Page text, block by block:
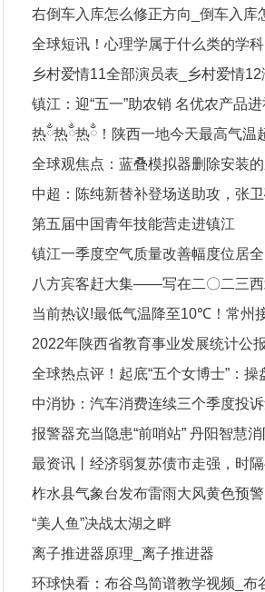
来”
右倒车入库怎么修正方向_倒车入库
修正方向|焦点热文
全球短讯！心理学属于什么类的学
理学属于什么学科
乡村爱情11全部演员表_乡村爱情12
表全部演员名
镇江：迎“五一”助农销 名优农产品
热ྂ热ྂ热ྂ！陕西一地今天最高气温
35℃！
全球观焦点：蓝叠模拟器删除安装的
方法
中超：陈纯新替补登场送助攻，张
门，青岛海牛1-0梅州客家
第五届中国青年技能营走进镇江
镇江一季度空气质量改善幅度位居
十七名 全球今亮点
八方宾客赶大集——写在二〇二三西
游消费大集开集之际_今日讯
当前热议!最低气温降至10℃！常州
来的天气……
2022年陕西省教育事业发展统计公
布 陕西共有学校近1.5万所 学生860
人
全球热点评！起底“五个女博士”：操
只有一个博士
中消协：汽车消费连续三个季度投
万件，新能源汽车投诉重点是安全|
聚焦
报警器充当隐患“前哨站” 丹阳智慧
建安全管家-每日看点
最资讯丨经济弱复苏债市走强，时
理财规模止跌回升
柞水县气象台发布雷雨大风黄色预警
级/较重】【2023-05-14】
“美人鱼”决战太湖之畔
离子推进器原理_离子推进器
环球快看：布谷鸟简谱教学视频_布